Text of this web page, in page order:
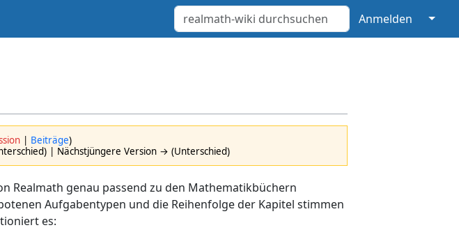
Anmelden ↓
| Beiträge)
| Nächstjüngere Version → (Unterschied)
Realmath genau passend zu den Mathematikbüchern
Aufgabentypen und die Reihenfolge der Kapitel stimmen
es: